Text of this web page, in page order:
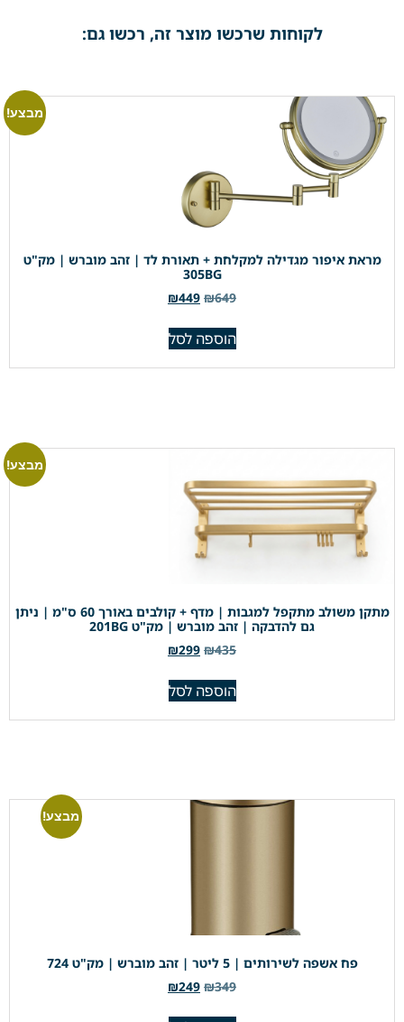
לקוחות שרכשו מוצר זה, רכשו גם:
מבצע!
מראת איפור מגדילה למקלחת + תאורת לד | זהב מוברש | מק"ט
305BG
₪649
₪449
הוספה לסל
מבצע!
מתקן משולב מתקפל למגבות | מדף + קולבים באורך 60 ס"מ | ניתן
גם להדבקה | זהב מוברש | מק"ט 201BG
₪435
₪299
הוספה לסל
מבצע!
פח אשפה לשירותים | 5 ליטר | זהב מוברש | מק"ט 724
₪349
₪249